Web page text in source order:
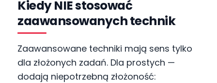
Kiedy NIE stosować
zaawansowanych technik
Zaawansowane techniki mają sens tylko
dla złożonych zadań. Dla prostych —
dodają niepotrzebną złożoność: